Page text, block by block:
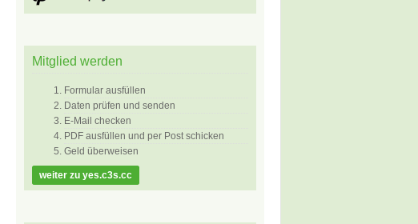
Mitglied werden
Formular ausfüllen
Daten prüfen und senden
E-Mail checken
PDF ausfüllen und per Post schicken
Geld überweisen
weiter zu yes.c3s.cc